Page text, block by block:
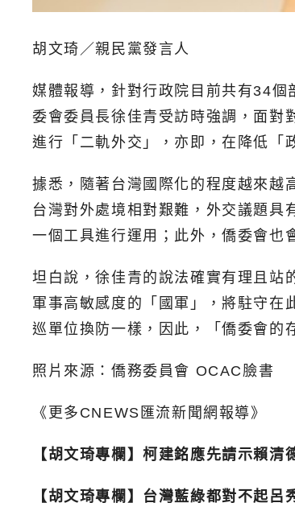
胡文琦／親民黨發言人
媒體報導，針對行政院目前共有34
委會委員長徐佳青受訪時強調，面對
進行「二軌外交」，亦即，在降低「
據悉，隨著台灣國際化的程度越來越
台灣對外處境相對艱難，外交議題具
一個工具進行運用；此外，僑委會也
坦白說，徐佳青的說法確實有理且站
軍事高敏感度的「國軍」，將駐守在
巡單位換防一樣，因此，「僑委會的
照片來源：僑務委員會 OCAC臉書
《更多CNEWS匯流新聞網報導》
【胡文琦專欄】柯建銘應先請示賴清
【胡文琦專欄】台灣藍綠都對不起呂